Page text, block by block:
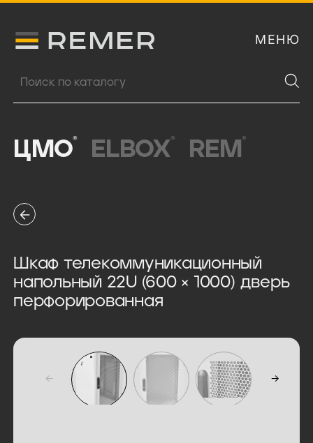
Логитип компании Remer МЕНЮ
Поиск продукции
ЦМО® ELBOX® REM ®
Шкаф телекоммуникационный
напольный 22U (600 × 1000) дверь
перфорированная